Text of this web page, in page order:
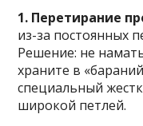
1. Перетирание
из-за постоянных
Решение: не
храните в
специальный
широкой петлей.